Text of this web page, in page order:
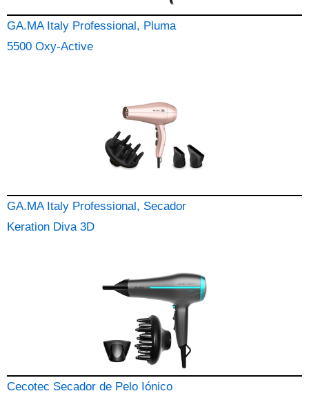
GA.MA Italy Professional, Pluma
5500 Oxy-Active
GA.MA Italy Professional, Secador
Keration Diva 3D
Cecotec Secador de Pelo Iónico